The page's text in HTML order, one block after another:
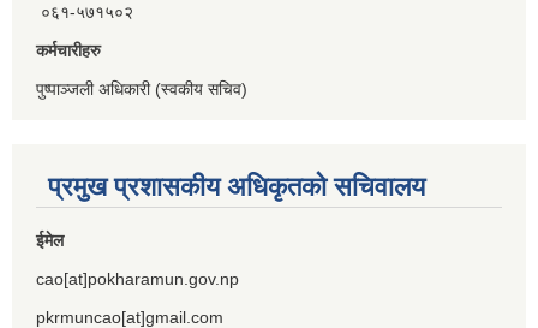
०६१-५७१५०२
कर्मचारीहरु
पुष्पाञ्जली अधिकारी (स्वकीय सचिव)
प्रमुख प्रशासकीय अधिकृतको सचिवालय
ईमेल
cao[at]pokharamun.gov.np
pkrmuncao[at]gmail.com